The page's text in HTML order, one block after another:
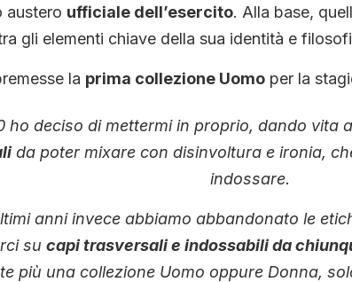
austero ufficiale dell’esercito. Alla base,
gli elementi chiave della sua identità e
la prima collezione Uomo per la
ho deciso di mettermi in proprio, dando vita
da poter mixare con disinvoltura e ironia,
indossare.
anni invece abbiamo abbandonato le
sucapi trasversali e indossabili da
più una collezione Uomo oppure Donna,